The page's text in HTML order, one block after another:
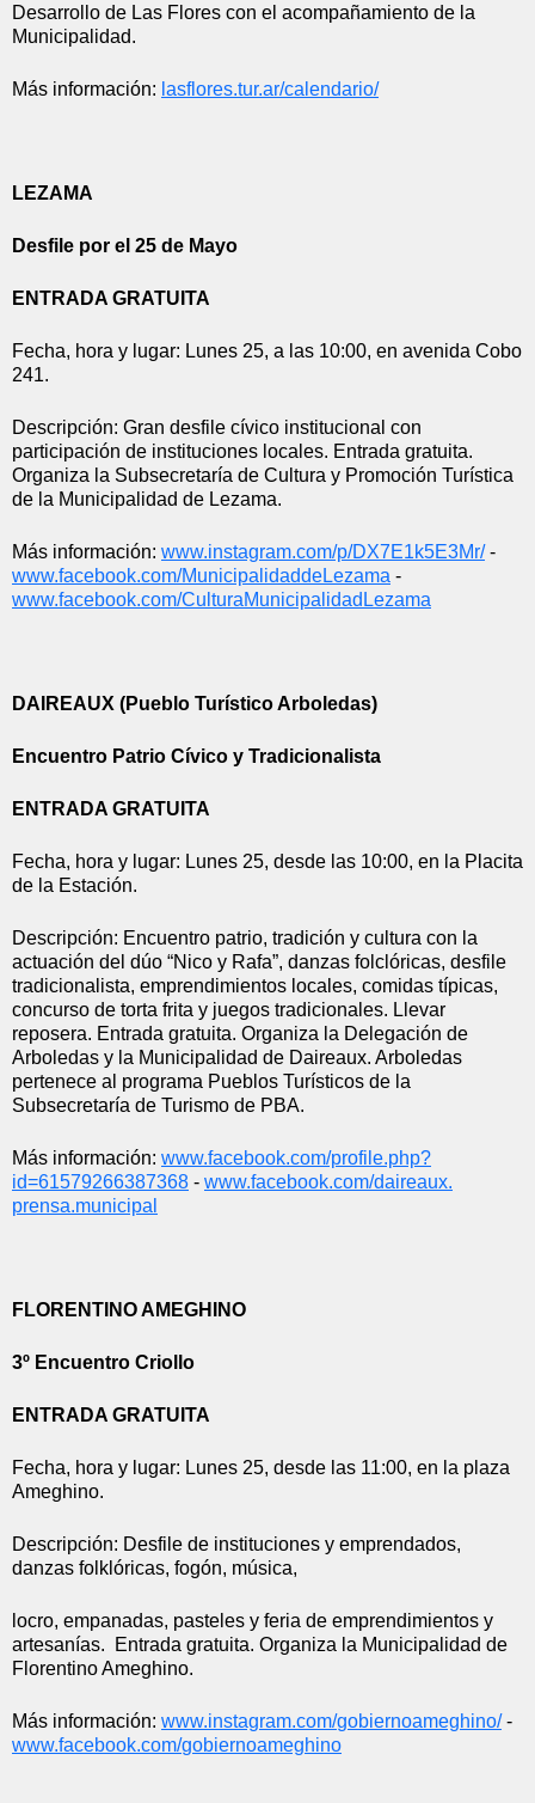
Desarrollo de Las Flores con el acompañamiento de la
Municipalidad.
Más información: lasflores.tur.ar/calendario/
LEZAMA
Desfile por el 25 de Mayo
ENTRADA GRATUITA
Fecha, hora y lugar: Lunes 25, a las 10:00, en avenida Cobo
241.
Descripción: Gran desfile cívico institucional con
participación de instituciones locales. Entrada gratuita.
Organiza la Subsecretaría de Cultura y Promoción Turística
de la Municipalidad de Lezama.
Más información: www.instagram.com/p/DX7E1k5E3Mr/
www.facebook.com/MunicipalidaddeLezama
www.facebook.com/CulturaMunicipalidadLezama
DAIREAUX (Pueblo Turístico Arboledas)
Encuentro Patrio Cívico y Tradicionalista
ENTRADA GRATUITA
Fecha, hora y lugar: Lunes 25, desde las 10:00, en la Placita
de la Estación.
Descripción: Encuentro patrio, tradición y cultura con la
actuación del dúo “Nico y Rafa”, danzas folclóricas, desfile
tradicionalista, emprendimientos locales, comidas típicas,
concurso de torta frita y juegos tradicionales. Llevar
reposera. Entrada gratuita. Organiza la Delegación de
pertenece al programa Pueblos Turísticos de la
Subsecretaría de Turismo de PBA.
Más información: www.facebook.com/profile.php?
id=61579266387368 - www.facebook.com/daireaux.
prensa.municipal
FLORENTINO AMEGHINO
3º Encuentro Criollo
ENTRADA GRATUITA
Fecha, hora y lugar: Lunes 25, desde las 11:00, en la plaza
Ameghino.
Descripción: Desfile de instituciones y emprendados,
danzas folklóricas, fogón, música,
locro, empanadas, pasteles y feria de emprendimientos y
artesanías.  Entrada gratuita. Organiza la Municipalidad de
Florentino Ameghino.
Más información: www.instagram.com/gobiernoameghino/
www.facebook.com/gobiernoameghino